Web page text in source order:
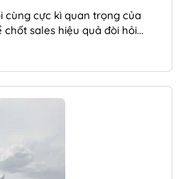
cùng cực kì quan trọng của
sales hiệu quả đòi hỏi...